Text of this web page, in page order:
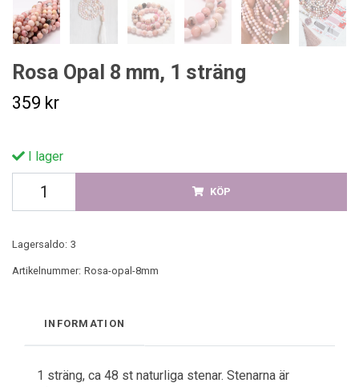
Rosa Opal 8 mm, 1 sträng
359 kr
I lager
KÖP
Lagersaldo: 3
Artikelnummer: Rosa-opal-8mm
INFORMATION
1 sträng, ca 48 st naturliga stenar. Stenarna är